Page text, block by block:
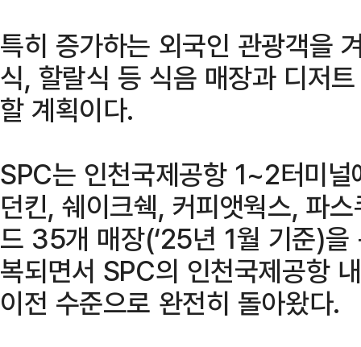
특히 증가하는 외국인 관광객을
식, 할랄식 등 식음 매장과 디저
할 계획이다.
SPC는 인천국제공항 1~2터미
던킨, 쉐이크쉑, 커피앳웍스, 파
드 35개 매장(‘25년 1월 기준)을
복되면서 SPC의 인천국제공항
이전 수준으로 완전히 돌아왔다.